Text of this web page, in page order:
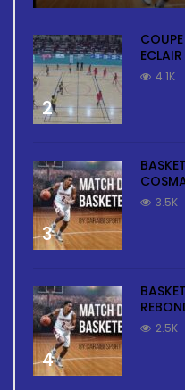
2
4.1K
3
3.5K
4
2.5K